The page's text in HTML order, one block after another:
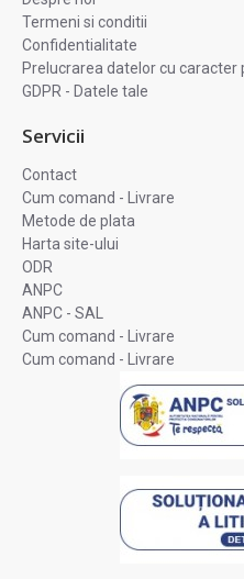
Termeni si conditii
Confidentialitate
Prelucrarea datelor cu caracter
GDPR - Datele tale
Servicii
Contact
Cum comand - Livrare
Metode de plata
Harta site-ului
ODR
ANPC
ANPC - SAL
Cum comand - Livrare
Cum comand - Livrare